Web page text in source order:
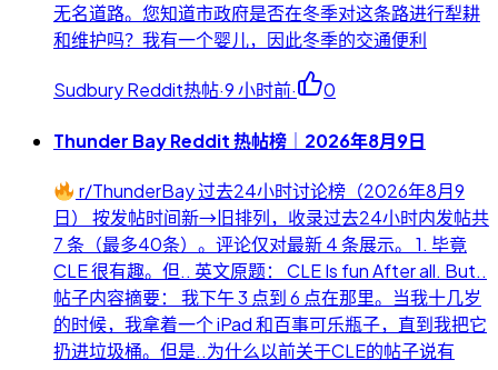
无名道路。您知道市政府是否在冬季对这条路进行犁耕
和维护吗？我有一个婴儿，因此冬季的交通便利
Sudbury Reddit热帖·9 小时前· 0
Thunder Bay Reddit 热帖榜｜2026年8月9日
r/ThunderBay 过去24小时讨论榜（2026年8月9
日） 按发帖时间新→旧排列，收录过去24小时内发帖共
7 条（最多40条）。评论仅对最新 4 条展示。 1. 毕竟
CLE 很有趣。但.. 英文原题： CLE Is fun After all. But..
帖子内容摘要： 我下午 3 点到 6 点在那里。当我十几岁
的时候，我拿着一个 iPad 和百事可乐瓶子，直到我把它
扔进垃圾桶。但是..为什么以前关于CLE的帖子说有